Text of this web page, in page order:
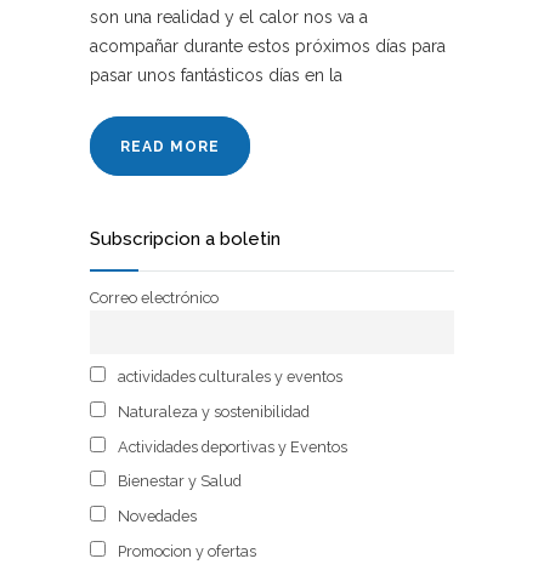
son una realidad y el calor nos va a
acompañar durante estos próximos días para
pasar unos fantásticos días en la
READ MORE
Subscripcion a boletin
Correo electrónico
actividades culturales y eventos
Naturaleza y sostenibilidad
Actividades deportivas y Eventos
Bienestar y Salud
Novedades
Promocion y ofertas